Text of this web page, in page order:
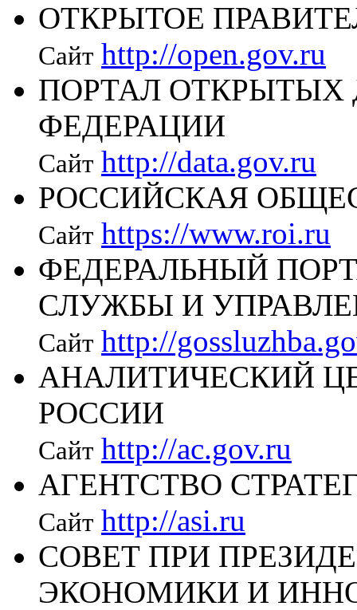
ОТКРЫТОЕ
Сайт http://open.gov.ru
ПОРТАЛ
ФЕДЕРАЦИИ
Сайт http://data.gov.ru
РОССИЙСКАЯ
Сайт https://www.roi.ru
ФЕДЕРАЛЬНЫЙ
СЛУЖБЫ И
Сайт http://
АНАЛИТИЧЕСКИЙ
РОССИИ
Сайт http://ac.gov.ru
АГЕНТСТВО
Сайт http://asi.ru
СОВЕТ ПРИ
ЭКОНОМИКИ И